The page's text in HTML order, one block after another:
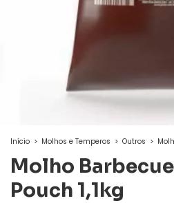
Início > Molhos e Temperos > Outros >
Molho
Pouch 1,1kg